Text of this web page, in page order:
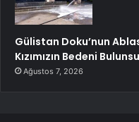
Gülistan Doku’nun
Kızımızın Bedeni
Ağustos 7, 2026